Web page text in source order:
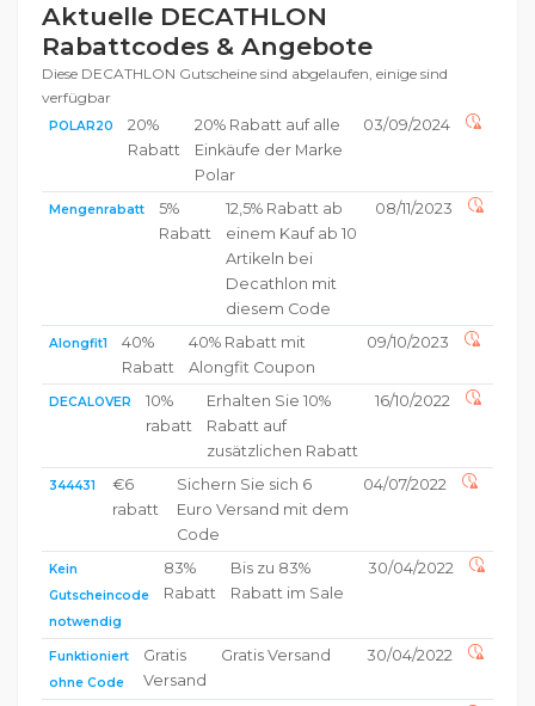
Aktuelle DECATHLON
Rabattcodes & Angebote
Diese DECATHLON Gutscheine sind abgelaufen, einige sind
verfügbar
POLAR20
20%
Rabatt
20% Rabatt auf alle
Einkäufe der Marke
Polar
03/09/2024
Mengenrabatt
5%
Rabatt
12,5% Rabatt ab
einem Kauf ab 10
Artikeln bei
Decathlon mit
diesem Code
08/11/2023
Alongfit1
40%
Rabatt
40% Rabatt mit
Alongfit Coupon
09/10/2023
DECALOVER
10%
rabatt
Erhalten Sie 10%
Rabatt auf
zusätzlichen Rabatt
16/10/2022
344431
€6
rabatt
Sichern Sie sich 6
Euro Versand mit dem
Code
04/07/2022
Kein
Gutscheincode
notwendig
83%
Rabatt
Bis zu 83%
Rabatt im Sale
30/04/2022
Funktioniert
ohne Code
Gratis
Versand
Gratis Versand 30/04/2022